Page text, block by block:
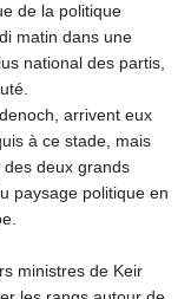
de la politique
matin dans une
national des partis,
arrivent eux
à ce stade, mais
deux grands
paysage politique en
ministres de Keir